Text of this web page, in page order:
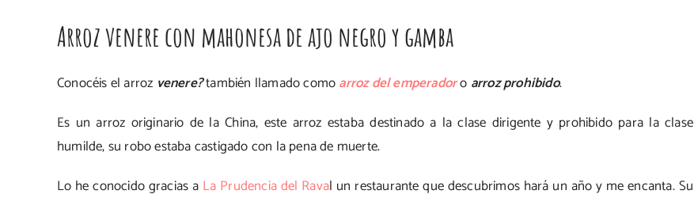
Arroz venere con mahonesa de ajo negro y gamba
Conocéis el arroz venere?también llamado comoarroz del emperadoro arroz prohibido.
Es un arroz originario de la China, este arroz estaba destinado a la clase dirigente y prohibido para la clase
humilde, su robo estaba castigado con la pena de muerte.
Lo he conocido gracias a La Prudencia del Raval un restaurante que descubrimos hará un año y me encanta. Su